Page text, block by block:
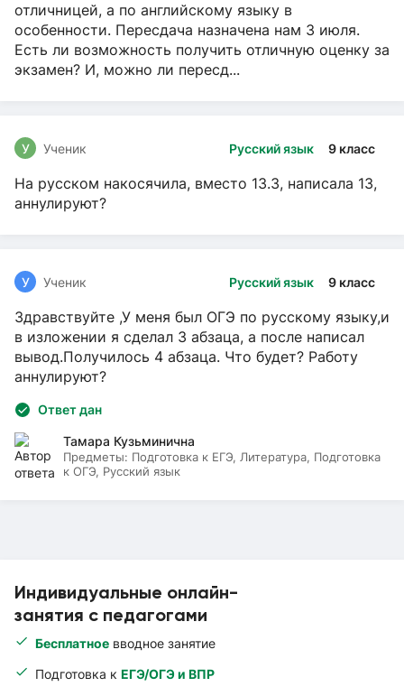
Индивидуальные онлайн-
занятия с педагогами
Бесплатное вводное занятие
Подготовка к ЕГЭ/ОГЭ и ВПР
отличницей, а по английскому языку в
особенности. Пересдача назначена нам 3 июля.
Есть ли возможность получить отличную оценку за
экзамен? И, можно ли пересд...
Русский язык 9 класс
У Ученик
На русском накосячила, вместо 13.3, написала 13,
аннулируют?
Русский язык 9 класс
У Ученик
Здравствуйте ,У меня был ОГЭ по русскому языку,и
в изложении я сделал 3 абзаца, а после написал
вывод.Получилось 4 абзаца. Что будет? Работу
аннулируют?
Ответ дан
Тамара Кузьминична
Предметы: Подготовка к ЕГЭ, Литература, Подготовка
к ОГЭ, Русский язык